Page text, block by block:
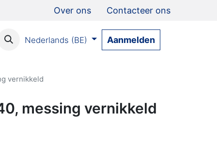
Over ons Contacteer ons
Nederlands (BE) Aanmelden
vernikkeld
messing vernikkeld